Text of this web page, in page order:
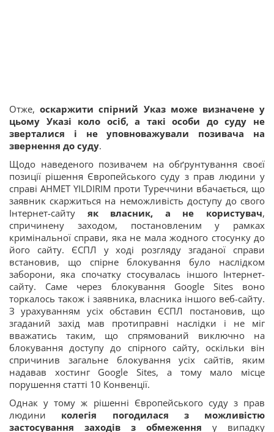
Отже,оскаржити спірний Указ може визначене у
цьому Указі коло осіб, а такі особи до суду не
зверталися і не уповноважували позивача на
звернення до суду.
Щодо наведеного позивачем на обґрунтування своєї
позиції рішення Європейського суду з прав людини у
справі AHMET YILDIRIM проти Туреччини вбачається, що
заявник скаржиться на неможливість доступу до свого
Інтернет-сайту як власник, а не користувач,
спричинену заходом, постановленим у рамках
кримінальної справи, яка не мала жодного стосунку до
його сайту. ЄСПЛ у ході розгляду згаданої справи
встановив, що спірне блокування було наслідком
заборони, яка спочатку стосувалась іншого Інтернет-
сайту. Саме через блокування Google Sites воно
торкалось також і заявника, власника іншого веб-сайту.
З урахуванням усіх обставин ЄСПЛ постановив, що
згаданий захід мав протиправні наслідки і не міг
вважатись таким, що спрямований виключно на
блокування доступу до спірного сайту, оскільки він
спричинив загальне блокування усіх сайтів, яким
надавав хостинг Google Sites, а тому мало місце
порушення статті 10 Конвенції.
Однак у тому ж рішенні Європейського суду з прав
людини колегія погодилася з можливістю
застосування заходів з обмеження у випадку